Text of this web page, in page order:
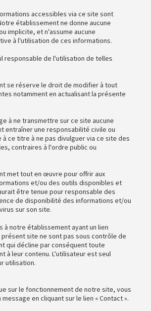
accessibles via ce site sont
établissement ne donne aucune
implicite, et n'assume aucune
à l'utilisation de ces informations.
responsable de l'utilisation de telles
se réserve le droit de modifier à tout
notamment en actualisant la présente
à ne transmettre sur ce site aucune
entraîner une responsabilité civile ou
ce titre à ne pas divulguer via ce site des
contraires à l'ordre public ou
met tout en œuvre pour offrir aux
et/ou des outils disponibles et
être tenue pour responsable des
de disponibilité des informations et/ou
sur son site.
à notre établissement ayant un lien
site ne sont pas sous contrôle de
qui décline par conséquent toute
à leur contenu. L'utilisateur est seul
utilisation.
sur le fonctionnement de notre site, vous
en cliquant sur le lien « Contact ».